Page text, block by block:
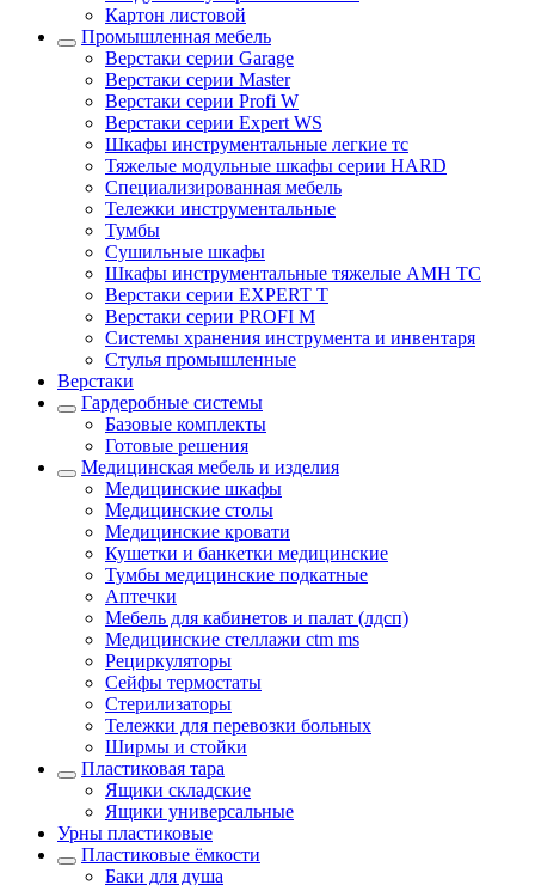
Картон листовой
Промышленная мебель
Верстаки серии Garage
Верстаки серии Master
Верстаки серии Profi W
Верстаки серии Expert WS
Шкафы инструментальные легкие тс
Тяжелые модульные шкафы серии HARD
Cпециализированная мебель
Тележки инструментальные
Тумбы
Cушильные шкафы
Шкафы инструментальные тяжелые AMH TC
Верстаки серии EXPERT T
Верстаки серии PROFI M
Системы хранения инструмента и инвентаря
Стулья промышленные
Верстаки
Гардеробные системы
Базовые комплекты
Готовые решения
Медицинская мебель и изделия
Медицинские шкафы
Медицинские столы
Медицинские кровати
Кушетки и банкетки медицинские
Тумбы медицинские подкатные
Аптечки
Мебель для кабинетов и палат (лдсп)
Медицинские стеллажи ctm ms
Рециркуляторы
Сейфы термостаты
Стерилизаторы
Тележки для перевозки больных
Ширмы и стойки
Пластиковая тара
Ящики складские
Ящики универсальные
Урны пластиковые
Пластиковые ёмкости
Баки для душа